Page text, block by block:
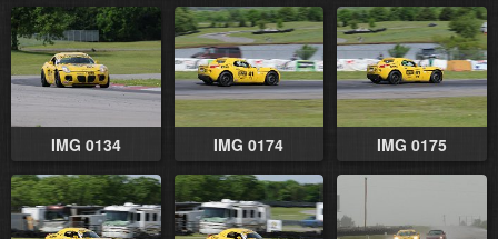
IMG 0134 IMG 0174 IMG 0175